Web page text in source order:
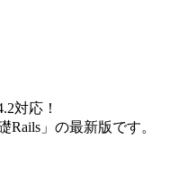
対応！
」の最新版です。